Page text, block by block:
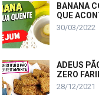
BANANA
QUE
30/03/2022
ADEUS
ZERO
28/12/2021